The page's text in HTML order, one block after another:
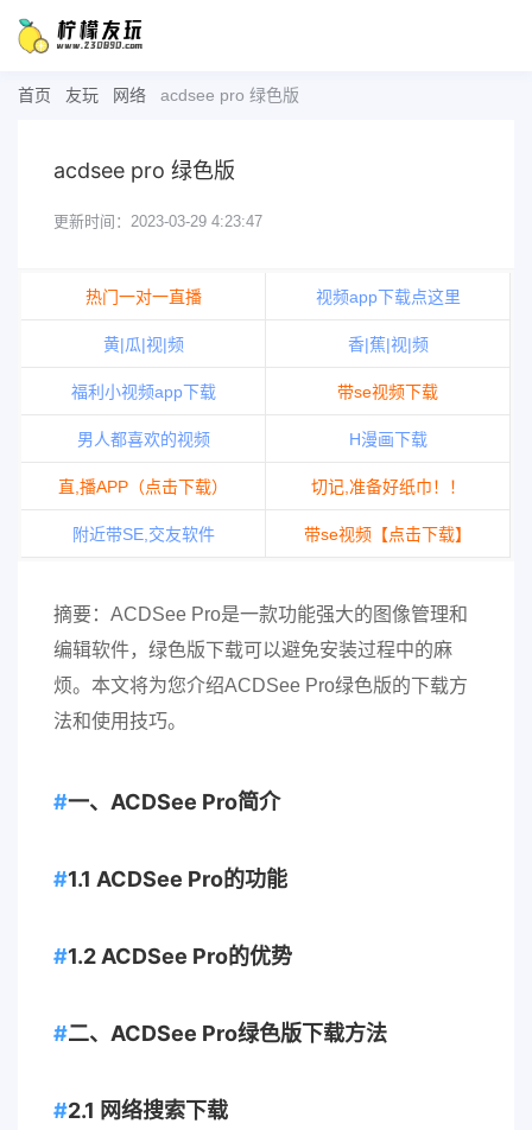
首页 友玩 网络 acdsee pro 绿色版
acdsee pro 绿色版
更新时间：2023-03-29 4:23:47
热门一对一直播 视频app下载点这里
黄|瓜|视|频 香|蕉|视|频
福利小视频app下载 带se视频下载
男人都喜欢的视频 H漫画下载
直,播APP（点击下载） 切记,准备好纸巾！！
附近带SE,交友软件 带se视频【点击下载】
摘要：ACDSee Pro是一款功能强大的图像管理和
编辑软件，绿色版下载可以避免安装过程中的麻
烦。本文将为您介绍ACDSee Pro绿色版的下载方
法和使用技巧。
一、ACDSee Pro简介
1.1 ACDSee Pro的功能
1.2 ACDSee Pro的优势
二、ACDSee Pro绿色版下载方法
2.1 网络搜索下载